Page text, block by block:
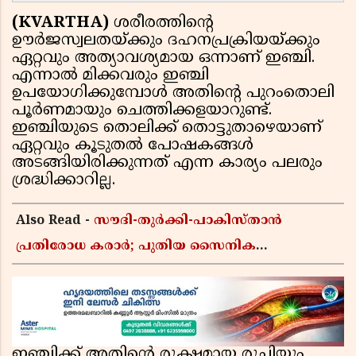
(KVARTHA) ശരീരത്തിന്റെ
ഊർജസ്വലതയ്ക്കും ദഹനപ്രക്രിയയ്ക്കും
ഏറ്റവും അത്യാവശ്യമായ ഒന്നാണ് ഇഞ്ചി.
എന്നാൽ മിക്കവരും ഇഞ്ചി
ഉപയോഗിക്കുമ്പോൾ അതിന്റെ പുറംതൊലി
പൂർണമായും ചെത്തിക്കളയാറുണ്ട്.
ഇഞ്ചിയുടെ തൊലിക്ക് തൊട്ടുതാഴെയാണ്
ഏറ്റവും കൂടുതൽ പോഷകങ്ങൾ
അടങ്ങിയിരിക്കുന്നത് എന്ന കാര്യം പലരും
ശ്രദ്ധിക്കാറില്ല.
Also Read - സൗദി-തുർക്കി-പാകിസ്താൻ
പ്രതിരോധ കരാർ; പുതിയ സൈനിക